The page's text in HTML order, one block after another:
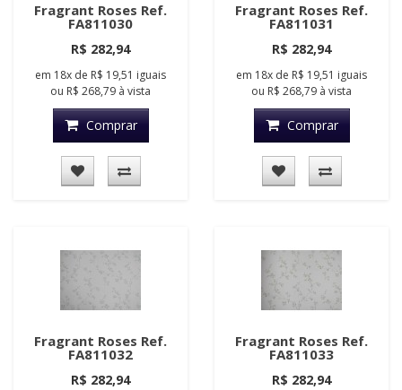
Fragrant Roses Ref.
FA811030
R$ 282,94
em 18x de R$ 19,51 iguais
ou R$ 268,79 à vista
Comprar
Fragrant Roses Ref.
FA811031
R$ 282,94
em 18x de R$ 19,51 iguais
ou R$ 268,79 à vista
Comprar
Fragrant Roses Ref.
FA811032
R$ 282,94
Fragrant Roses Ref.
FA811033
R$ 282,94